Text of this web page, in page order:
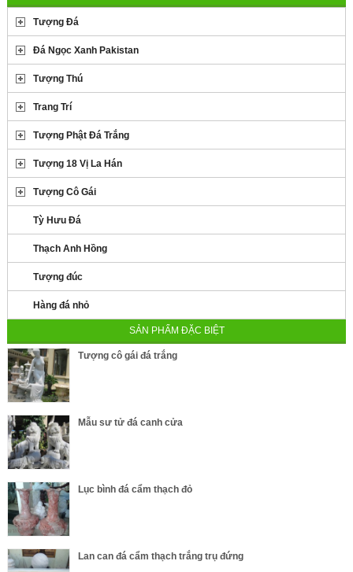
Tượng Đá
Đá Ngọc Xanh Pakistan
Tượng Thú
Trang Trí
Tượng Phật Đá Trắng
Tượng 18 Vị La Hán
Tượng Cô Gái
Tỳ Hưu Đá
Thạch Anh Hồng
Tượng đúc
Hàng đá nhỏ
SẢN PHẨM ĐẶC BIỆT
Tượng cô gái đá trắng
Mẫu sư tử đá canh cửa
Lục bình đá cẩm thạch đỏ
Lan can đá cẩm thạch trắng trụ đứng